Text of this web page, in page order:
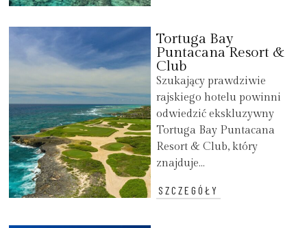
Tortuga Bay
Puntacana Resort &
Club
Szukający prawdziwie
rajskiego hotelu powinni
odwiedzić ekskluzywny
Tortuga Bay Puntacana
Resort & Club, który
znajduje...
SZCZEGÓŁY